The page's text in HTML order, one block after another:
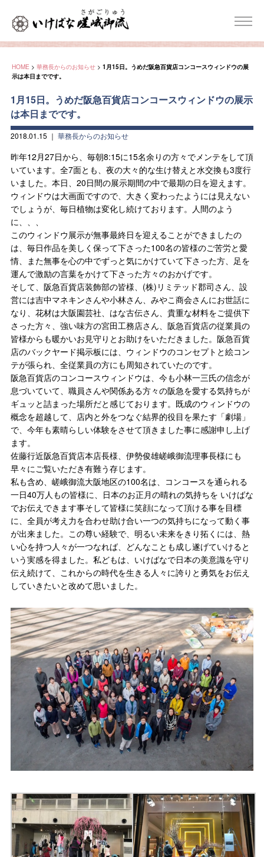
HOME > 華務長からのお知らせ > 1月15日。うめだ阪急百貨店コンコースウィンドウの展
示は本日までです。
1月15日。うめだ阪急百貨店コンコースウィンドウの展示
は本日までです。
2018.01.15 ｜ 華務長からのお知らせ
昨年12月27日から、毎朝8:15に15名余りの方々でメンテをして頂
いています。全7面とも、夜の大々的な生け替えと水交換も3度行
いました。本日、20日間の展示期間の中で最期の日を迎えます。
ウィンドウは大画面ですので、大きく変わったようには見えない
でしょうが、毎日植物は変化し続けております。人間のよう
に、、、
このウィンドウ展示が無事最終日を迎えることができましたの
は、毎日作品を美しく保って下さった100名の皆様のご苦労と愛
情、また無事を心の中でずっと気にかけていて下さった方、足を
運んで激励の言葉をかけて下さった方々のおかげです。
そして、阪急百貨店装飾部の皆様、(株)リミテッド郡司さん、設
営には吉中マネキンさんや小林さん、みやこ商会さんにお世話に
なり、花材は大阪園芸社、はな古伝さん、貴重な材料をご提供下
さった方々、強い味方の宮田工務店さん、阪急百貨店の従業員の
皆様からも暖かいお見守りとお助けをいただきました。阪急百貨
店のバックヤード掲示板には、ウィンドウのコンセプトと絵コン
テが張られ、全従業員の方にも周知されていたのです。
阪急百貨店のコンコースウィンドウは、今も小林一三氏の信念が
息づいていて、職員さんや関係ある方々の阪急を愛する気持ちが
ギュッと詰まった場所だと感じております。既成のウィンドウの
概念を超越して、店内と外をつなぐ結界的役目を果たす「劇場」
で、今年も素晴らしい体験をさせて頂きました事に感謝申し上げ
ます。
佐藤行近阪急百貨店本店長様、伊勢俊雄嵯峨御流理事長様にも
早々にご覧いただき有難う存じます。
私も含め、嵯峨御流大阪地区の100名は、コンコースを通られる
一日40万人もの皆様に、日本のお正月の晴れの気持ちを いけばな
でお伝えできます事そして皆様に笑顔になって頂ける事を目標
に、全員が考え力を合わせ助け合い一つの気持ちになって動く事
が出来ました。この尊い経験で、明るい未来をきり拓くには、熱
い心を持つ人々が一つなれば、どんなことも成し遂げていけると
いう実感を得ました。私どもは、いけばなで日本の美意識を守り
伝え続けて、これからの時代を生きる人々に誇りと勇気をお伝え
していきたいと改めて思いました。